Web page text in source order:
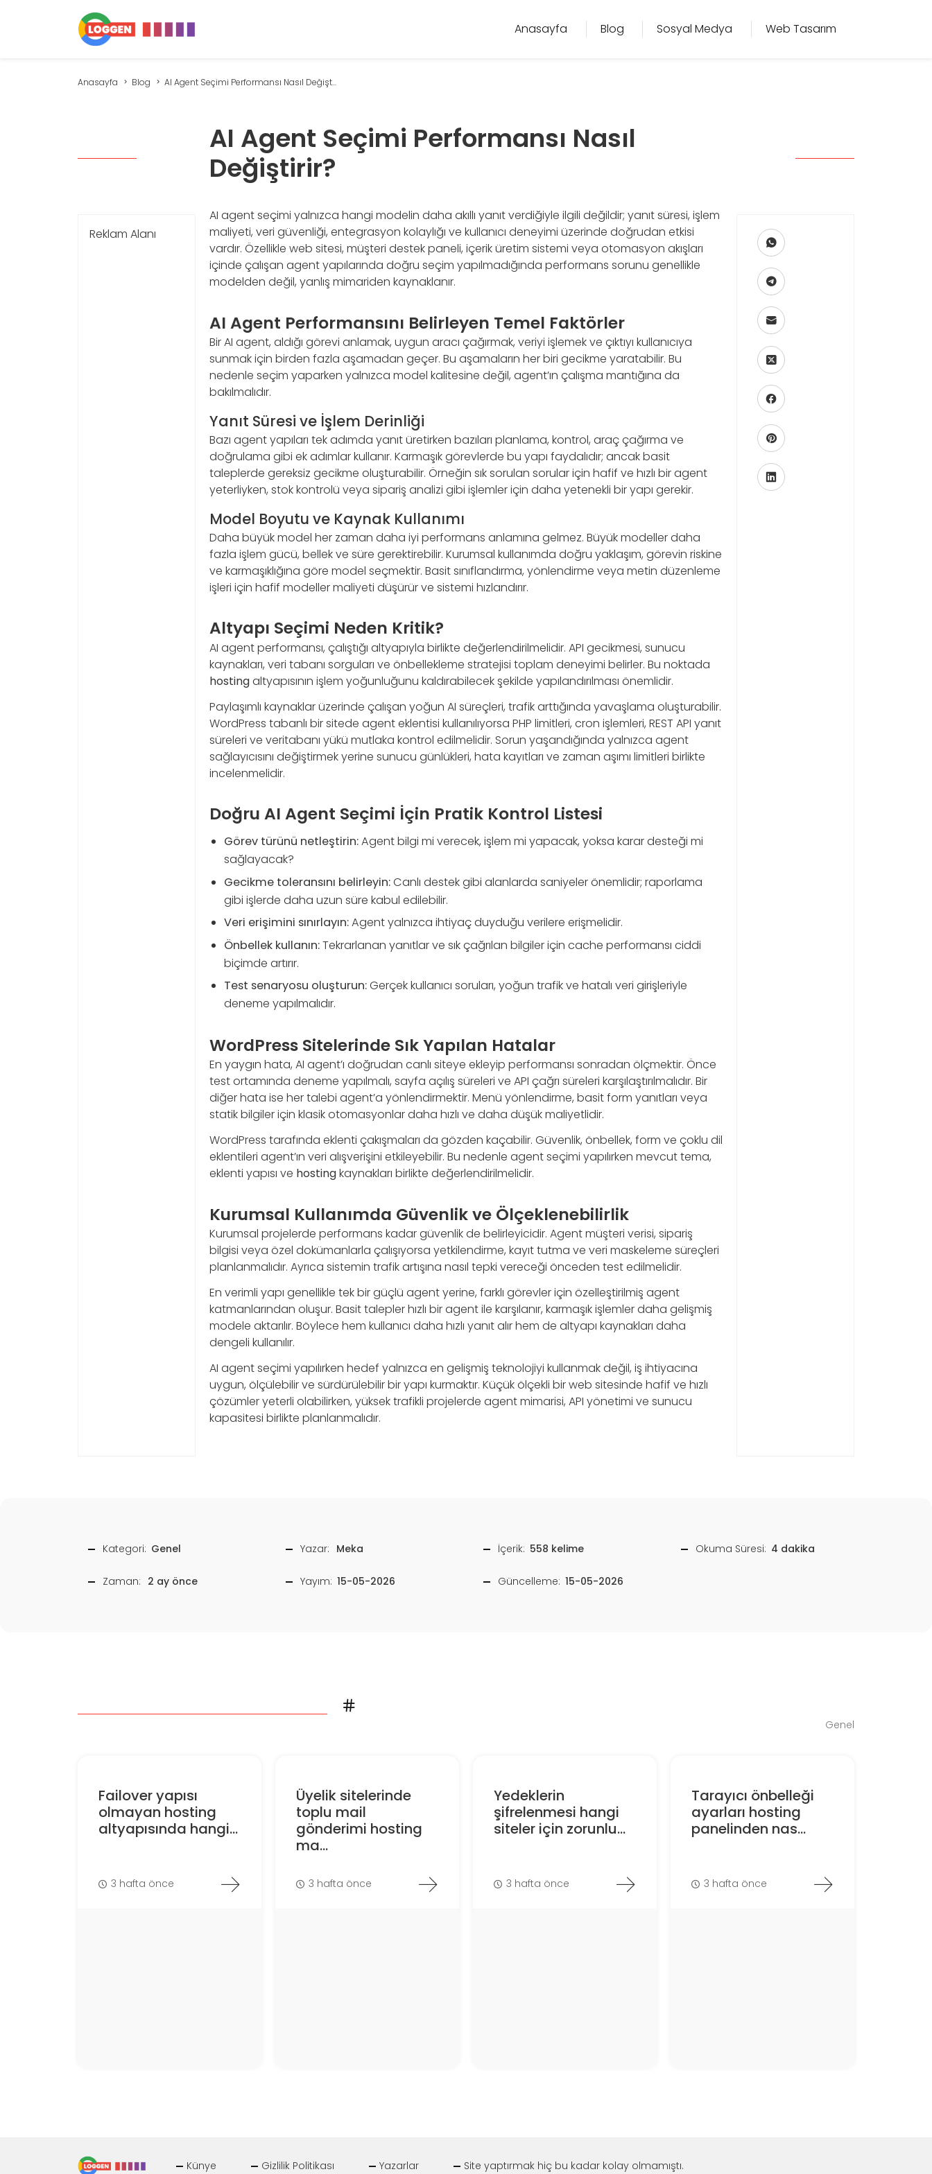
Anasayfa Blog Sosyal Medya Web Tasarım
Anasayfa Blog AI Agent Seçimi Performansı Nasıl Değişt...
AI Agent Seçimi Performansı Nasıl
Değiştirir?
Reklam Alanı
AI agent seçimi yalnızca hangi modelin daha akıllı yanıt verdiğiyle ilgili değildir; yanıt süresi, işlem
maliyeti, veri güvenliği, entegrasyon kolaylığı ve kullanıcı deneyimi üzerinde doğrudan etkisi
vardır. Özellikle web sitesi, müşteri destek paneli, içerik üretim sistemi veya otomasyon akışları
içinde çalışan agent yapılarında doğru seçim yapılmadığında performans sorunu genellikle
modelden değil, yanlış mimariden kaynaklanır.
AI Agent Performansını Belirleyen Temel Faktörler
Bir AI agent, aldığı görevi anlamak, uygun aracı çağırmak, veriyi işlemek ve çıktıyı kullanıcıya
sunmak için birden fazla aşamadan geçer. Bu aşamaların her biri gecikme yaratabilir. Bu
nedenle seçim yaparken yalnızca model kalitesine değil, agent’ın çalışma mantığına da
bakılmalıdır.
Yanıt Süresi ve İşlem Derinliği
Bazı agent yapıları tek adımda yanıt üretirken bazıları planlama, kontrol, araç çağırma ve
doğrulama gibi ek adımlar kullanır. Karmaşık görevlerde bu yapı faydalıdır; ancak basit
taleplerde gereksiz gecikme oluşturabilir. Örneğin sık sorulan sorular için hafif ve hızlı bir agent
yeterliyken, stok kontrolü veya sipariş analizi gibi işlemler için daha yetenekli bir yapı gerekir.
Model Boyutu ve Kaynak Kullanımı
Daha büyük model her zaman daha iyi performans anlamına gelmez. Büyük modeller daha
fazla işlem gücü, bellek ve süre gerektirebilir. Kurumsal kullanımda doğru yaklaşım, görevin riskine
ve karmaşıklığına göre model seçmektir. Basit sınıflandırma, yönlendirme veya metin düzenleme
işleri için hafif modeller maliyeti düşürür ve sistemi hızlandırır.
Altyapı Seçimi Neden Kritik?
AI agent performansı, çalıştığı altyapıyla birlikte değerlendirilmelidir. API gecikmesi, sunucu
kaynakları, veri tabanı sorguları ve önbellekleme stratejisi toplam deneyimi belirler. Bu noktada
hostingaltyapısının işlem yoğunluğunu kaldırabilecek şekilde yapılandırılması önemlidir.
Paylaşımlı kaynaklar üzerinde çalışan yoğun AI süreçleri, trafik arttığında yavaşlama oluşturabilir.
WordPress tabanlı bir sitede agent eklentisi kullanılıyorsa PHP limitleri, cron işlemleri, REST API yanıt
süreleri ve veritabanı yükü mutlaka kontrol edilmelidir. Sorun yaşandığında yalnızca agent
sağlayıcısını değiştirmek yerine sunucu günlükleri, hata kayıtları ve zaman aşımı limitleri birlikte
incelenmelidir.
Doğru AI Agent Seçimi İçin Pratik Kontrol Listesi
Görev türünü netleştirin:Agent bilgi mi verecek, işlem mi yapacak, yoksa karar desteği mi
sağlayacak?
Gecikme toleransını belirleyin:Canlı destek gibi alanlarda saniyeler önemlidir; raporlama
gibi işlerde daha uzun süre kabul edilebilir.
Veri erişimini sınırlayın:Agent yalnızca ihtiyaç duyduğu verilere erişmelidir.
Önbellek kullanın:Tekrarlanan yanıtlar ve sık çağrılan bilgiler için cache performansı ciddi
biçimde artırır.
Test senaryosu oluşturun:Gerçek kullanıcı soruları, yoğun trafik ve hatalı veri girişleriyle
deneme yapılmalıdır.
WordPress Sitelerinde Sık Yapılan Hatalar
En yaygın hata, AI agent’ı doğrudan canlı siteye ekleyip performansı sonradan ölçmektir. Önce
test ortamında deneme yapılmalı, sayfa açılış süreleri ve API çağrı süreleri karşılaştırılmalıdır. Bir
diğer hata ise her talebi agent’a yönlendirmektir. Menü yönlendirme, basit form yanıtları veya
statik bilgiler için klasik otomasyonlar daha hızlı ve daha düşük maliyetlidir.
WordPress tarafında eklenti çakışmaları da gözden kaçabilir. Güvenlik, önbellek, form ve çoklu dil
eklentileri agent’ın veri alışverişini etkileyebilir. Bu nedenle agent seçimi yapılırken mevcut tema,
eklenti yapısı ve hostingkaynakları birlikte değerlendirilmelidir.
Kurumsal Kullanımda Güvenlik ve Ölçeklenebilirlik
Kurumsal projelerde performans kadar güvenlik de belirleyicidir. Agent müşteri verisi, sipariş
bilgisi veya özel dokümanlarla çalışıyorsa yetkilendirme, kayıt tutma ve veri maskeleme süreçleri
planlanmalıdır. Ayrıca sistemin trafik artışına nasıl tepki vereceği önceden test edilmelidir.
En verimli yapı genellikle tek bir güçlü agent yerine, farklı görevler için özelleştirilmiş agent
katmanlarından oluşur. Basit talepler hızlı bir agent ile karşılanır, karmaşık işlemler daha gelişmiş
modele aktarılır. Böylece hem kullanıcı daha hızlı yanıt alır hem de altyapı kaynakları daha
dengeli kullanılır.
AI agent seçimi yapılırken hedef yalnızca en gelişmiş teknolojiyi kullanmak değil, iş ihtiyacına
uygun, ölçülebilir ve sürdürülebilir bir yapı kurmaktır. Küçük ölçekli bir web sitesinde hafif ve hızlı
çözümler yeterli olabilirken, yüksek trafikli projelerde agent mimarisi, API yönetimi ve sunucu
kapasitesi birlikte planlanmalıdır.
Kategori: Genel Yazar: Meka İçerik: 558 kelime Okuma Süresi: 4 dakika
Zaman: 2 ay önce Yayım: 15-05-2026 Güncelleme: 15-05-2026
Genel
Failover yapısı
olmayan hosting
altyapısında hangi...
3 hafta önce
Üyelik sitelerinde
toplu mail
gönderimi hosting
ma...
3 hafta önce
Yedeklerin
şifrelenmesi hangi
siteler için zorunlu...
3 hafta önce
Tarayıcı önbelleği
ayarları hosting
panelinden nas...
3 hafta önce
Künye Gizlilik Politikası Yazarlar Site yaptırmak hiç bu kadar kolay olmamıştı.